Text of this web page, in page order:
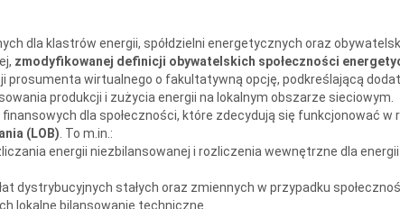
dla klastrów energii, spółdzielni energetycznych oraz
zmodyfikowanej definicji obywatelskich społeczności
prosumenta wirtualnego o fakultatywną opcję, podkreślającą
produkcji i zużycia energii na lokalnym obszarze sieciowym.
dla społeczności, które zdecydują się funkcjonować w
(LOB) . To m.in.:
energii niezbilansowanej i rozliczenia wewnętrzne dla
dystrybucyjnych stałych oraz zmiennych w przypadku
lokalne bilansowanie techniczne.